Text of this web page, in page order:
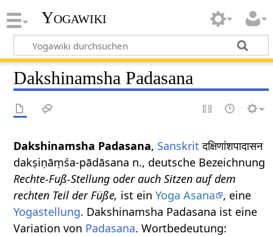
Yogawiki
Dakshinamsha Padasana
Dakshinamsha Padasana, Sanskrit दक्षिणांशपादासन
dakṣiṇāṃśa-pādāsana n., deutsche Bezeichnung
Rechte-Fuß-Stellung oder auch Sitzen auf dem
rechten Teil der Füße, ist einYoga Asana
, eine
Yogastellung. Dakshinamsha Padasana ist eine
Variation von Padasana. Wortbedeutung: